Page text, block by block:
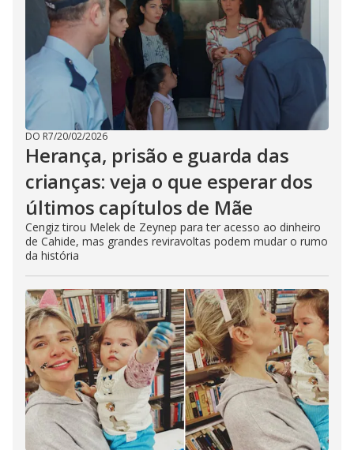
DO R7/20/02/2026
Herança, prisão e guarda das
crianças: veja o que esperar dos
últimos capítulos de Mãe
Cengiz tirou Melek de Zeynep para ter acesso ao dinheiro
de Cahide, mas grandes reviravoltas podem mudar o rumo
da história